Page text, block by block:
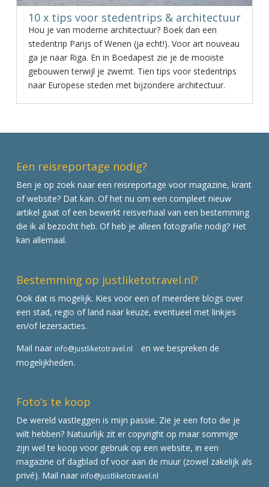
10 x tips voor stedentrips & architectuur
Hou je van moderne architectuur? Boek dan een
stedentrip Parijs of Wenen (ja echt!). Voor art nouveau
ga je naar Riga. En in Boedapest zie je de mooiste
gebouwen terwijl je zwemt. Tien tips voor stedentrips
naar Europese steden met bijzondere architectuur.
Een reisreportage nodig?
Ben je op zoek naar een reisreportage voor magazine, krant
of website? Dat kan. Of het nu om een compleet nieuw
artikel gaat of een bewerkt reisverhaal van een bestemming
die ik al bezocht heb. Of heb je alleen fotografie nodig? Het
kan allemaal.
Bestemming op justliketotravel.nl?
Ook dat is mogelijk. Kies voor een of meerdere blogs over
een stad, regio of land naar keuze, eventueel met linkjes
en/of lezersacties.
Mail naar info@justliketotravel.nl
en we bespreken de
mogelijkheden.
Foto’s te koop
De wereld vastleggen is mijn passie. Zie je een foto die je
wilt hebben? Natuurlijk zit er copyright op maar sommige
zijn wel te koop voor gebruik op een website, in een
magazine of dagblad of voor aan de muur (zowel zakelijk als
privé). Mail naar info@justliketotravel.nl